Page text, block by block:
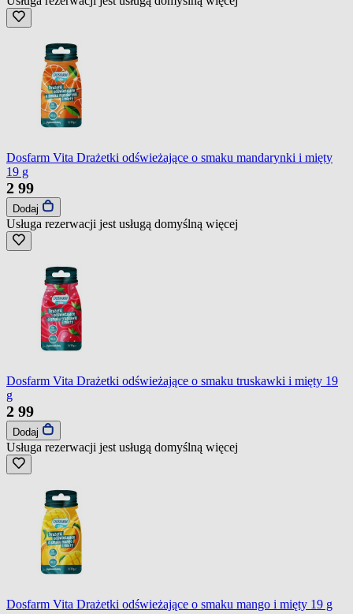
Dosfarm Vita Drażetki odświeżające o smaku mandarynki i mięty
19 g
2 99
Dodaj
Usługa rezerwacji jest usługą domyślną więcej
Dosfarm Vita Drażetki odświeżające o smaku truskawki i mięty 19
g
2 99
Dodaj
Usługa rezerwacji jest usługą domyślną więcej
Dosfarm Vita Drażetki odświeżające o smaku mango i mięty 19 g